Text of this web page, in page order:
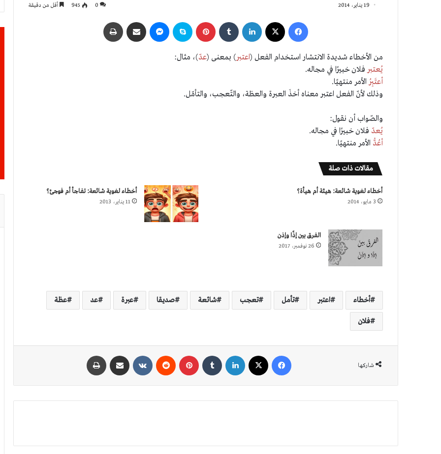
19 يناير، 2014 0
945 أقل من دقيقة
فيسبوك لينكدإن بينتيريست سكايب ماسنجر مشاركة عبر البريد
من الأخطاء شديدة الانتشار استخدام الفعل (اعتبر) بمعنى (عدّ)، مثال:
يُعتبرفلان خبيرًا في مجاله.
أعتَبِرُالأمر منتهيًا.
وذلك لأنّ الفعل اعتبر معناه أخذَ العبرة والعظة، والتّعجب، والتأمّل.
والصّواب أن نقول:
يُعدّ فلان خبيرًا في مجاله.
أعُدُّ الأمر منتهيًا.
مقالات ذات صلة
أخطاء لغوية شائعة: هيئة أم هيأة؟
3 مايو، 2014
أخطاء لغوية شائعة: تفاجأ أم فوجئ؟
11 يناير، 2013
الفرق بين إذًا وإذن
26 نوفمبر، 2017
أخطاء اعتبر تأمل تعجب شائعة صديقا عبرة عد عظة
فلان
شاركها
فيسبوك لينكدإن بينتيريست مشاركة عبر البريد